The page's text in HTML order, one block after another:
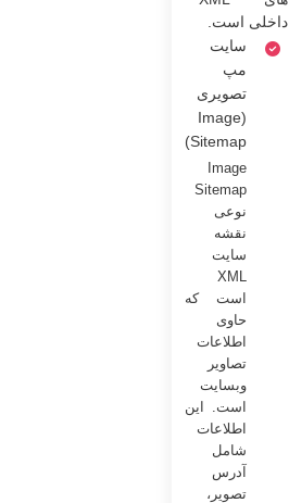
داخلی است.
سایت
مپ
تصویری
(Image
Sitemap)
Image
Sitemap
نوعی
نقشه
سایت
XML
است که
حاوی
اطلاعات
تصاویر
وبسایت
است. این
اطلاعات
شامل
آدرس
تصویر،